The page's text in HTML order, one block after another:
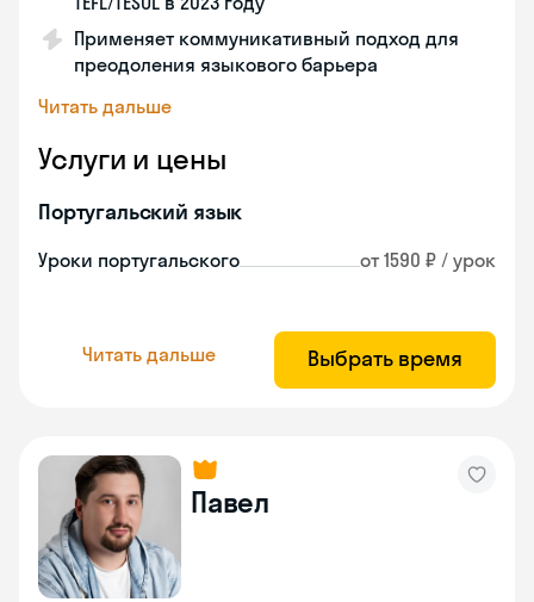
Применяет коммуникативный подход для
преодоления языкового барьера
Читать дальше
Услуги и цены
Португальский язык
Уроки португальского от 1590 ₽ / урок
Читать дальше Выбрать время
Павел